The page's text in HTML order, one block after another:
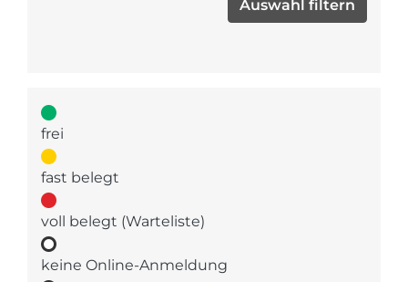
frei
fast belegt
voll belegt (Warteliste)
keine Online-Anmeldung